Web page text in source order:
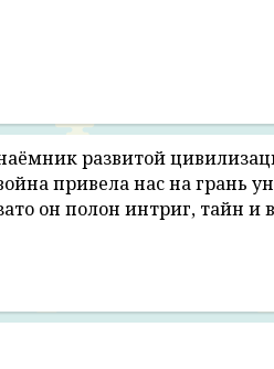
II - 10 -
II - 11 -
II - 12 -
II - 13 -
II - 14 -
II - 15 -
II - 16 -
II - 17 -
развитой
привела нас на грань
он полон интриг, тайн и